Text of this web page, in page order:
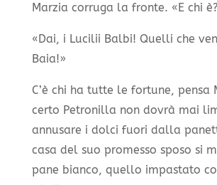
Marzia corruga la fronte. «E chi
«Dai, i Lucilii Balbi! Quelli che
Baia!»
C’è chi ha tutte le fortune, pensa
certo Petronilla non dovrà mai
annusare i dolci fuori dalla
casa del suo promesso sposo si
pane bianco, quello impastato